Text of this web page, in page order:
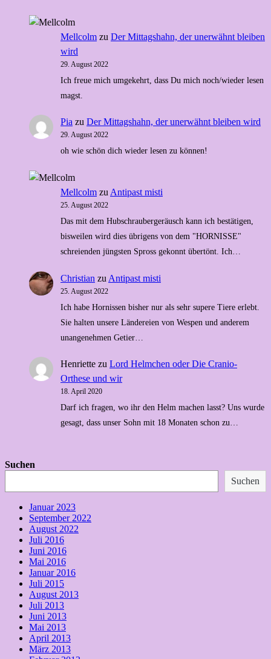
Mellcolm zu Der Mittagshahn, der unerwähnt bleiben
wird
29. August 2022
Ich freue mich umgekehrt, dass Du mich noch/wieder lesen
magst.
Pia zu Der Mittagshahn, der unerwähnt bleiben wird
29. August 2022
oh wie schön dich wieder lesen zu können!
Mellcolm zu Antipast misti
25. August 2022
Das mit dem Hubschraubergeräusch kann ich bestätigen,
bisweilen wird dies übrigens von dem "HORNISSE"
schreienden jüngsten Spross gekonnt übertönt. Ich…
Christian zu Antipast misti
25. August 2022
Ich habe Hornissen bisher nur als sehr supere Tiere erlebt.
Sie halten unsere Ländereien von Wespen und anderem
unangenehmen Getier…
Henriette zu Lord Helmchen oder Die Cranio-
Orthese und wir
18. April 2020
Darf ich fragen, wo ihr den Helm machen lasst? Uns wurde
gesagt, dass unser Sohn mit 18 Monaten schon zu…
Suchen
Suchen
Januar 2023
September 2022
August 2022
Juli 2016
Juni 2016
Mai 2016
Januar 2016
Juli 2015
August 2013
Juli 2013
Juni 2013
Mai 2013
April 2013
März 2013